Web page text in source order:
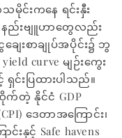
င်းကနေ ရင်းနှီး
နည်းဗျူဟာတွေလည်း
ျေးစာချုပ်အပိုင်း၌ ဘွ
curve မျဉ်းကွေး
င်းပြထားပါသည်။
တဲ့ နိုင်ငံ GDP
ဒေတာအကြောင်း၊
င်းနှင့် Safe havens